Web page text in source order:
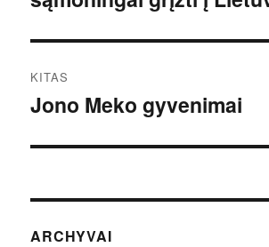
KITAS
Kitas
Jono Meko gyvenimai
ARCHYVAI